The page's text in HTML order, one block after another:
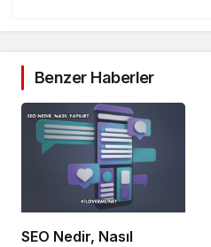
Benzer Haberler
SEO Nedir, Nasıl